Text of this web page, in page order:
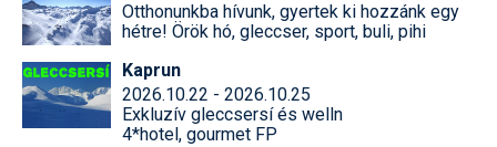
Otthonunkba hívunk, gyertek ki hozzánk egy
hétre! Örök hó, gleccser, sport, buli, pihi
Kaprun
2026.10.22 - 2026.10.25
Exkluzív gleccsersí és welln
4*hotel, gourmet FP